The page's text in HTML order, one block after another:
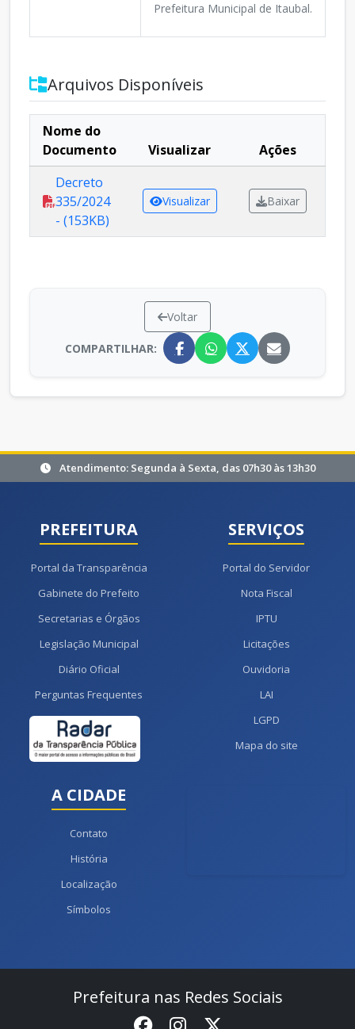
Prefeitura Municipal de Itaubal.
Arquivos Disponíveis
Nome do
Documento
Visualizar
Ações
Decreto
335/2024
- (153KB)
Visualizar Baixar
Voltar
COMPARTILHAR:
Atendimento: Segunda à Sexta, das 07h30 às 13h30
PREFEITURA
Portal da Transparência
Gabinete do Prefeito
Secretarias e Órgãos
Legislação Municipal
Diário Oficial
Perguntas Frequentes
SERVIÇOS
Portal do Servidor
Nota Fiscal
IPTU
Licitações
Ouvidoria
LAI
LGPD
Mapa do site
A CIDADE
Contato
História
Localização
Símbolos
Prefeitura nas Redes Sociais